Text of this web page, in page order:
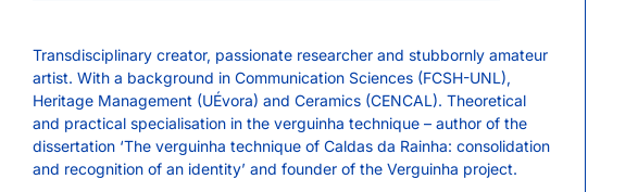
Transdisciplinary creator, passionate researcher and stubbornly amateur
artist. With a background in Communication Sciences (FCSH-UNL),
Heritage Management (UÉvora) and Ceramics (CENCAL). Theoretical
and practical specialisation in the verguinha technique – author of the
dissertation ‘The verguinha technique of Caldas da Rainha: consolidation
and recognition of an identity’ and founder of the Verguinha project.